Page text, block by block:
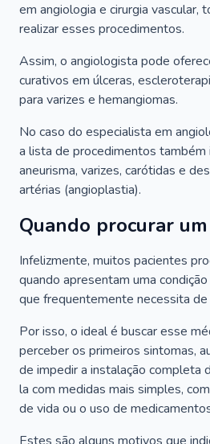
em angiologia e cirurgia vascular,
realizar esses procedimentos.
Assim, o angiologista pode
curativos em úlceras,
para varizes e hemangiomas.
No caso do especialista em
a lista de procedimentos também
aneurisma, varizes, carótidas e
artérias (angioplastia).
Quando procurar
Infelizmente, muitos pacientes
quando apresentam uma
que frequentemente necessita
Por isso, o ideal é buscar esse
perceber os primeiros sintomas,
de impedir a instalação completa
la com medidas mais simples,
de vida ou o uso de